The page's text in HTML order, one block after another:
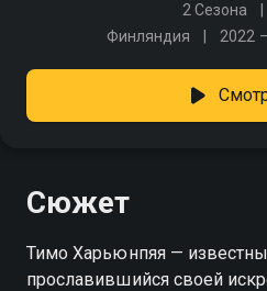
2 Сезона
Финляндия 2022
Сюжет
Тимо Харьюнпяя —
прославившийся своей